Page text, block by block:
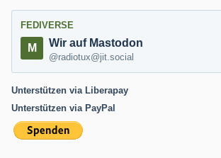
FEDIVERSE
Wir auf Mastodon
@radiotux@jit.social
Unterstützen via Liberapay
Unterstützen via PayPal